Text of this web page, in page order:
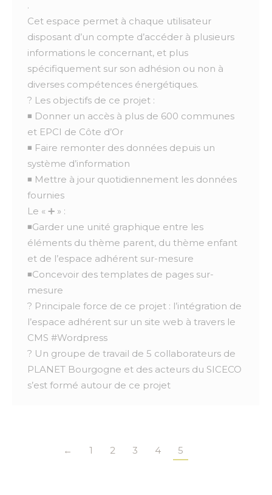
.
Cet espace permet à chaque utilisateur
disposant d’un compte d’accéder à plusieurs
informations le concernant, et plus
spécifiquement sur son adhésion ou non à
diverses compétences énergétiques.
? Les objectifs de ce projet :
◾ Donner un accès à plus de 600 communes
et EPCI de Côte d’Or
◾ Faire remonter des données depuis un
système d’information
◾ Mettre à jour quotidiennement les données
fournies
Le « ➕ » :
◾Garder une unité graphique entre les
éléments du thème parent, du thème enfant
et de l’espace adhérent sur-mesure
◾Concevoir des templates de pages sur-
mesure
? Principale force de ce projet : l’intégration de
l’espace adhérent sur un site web à travers le
CMS #Wordpress
? Un groupe de travail de 5 collaborateurs de
PLANET Bourgogne et des acteurs du SICECO
s’est formé autour de ce projet
← 1 2 3 4 5